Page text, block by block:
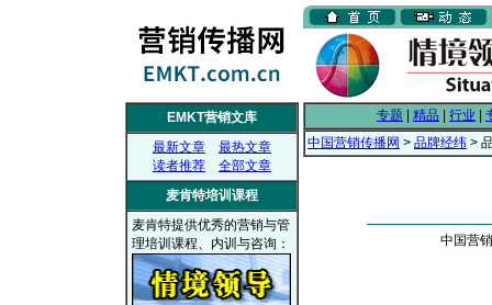
EMKT营销文库
最新文章
最热文章
读者推荐
全部文章
麦肯特培训课程
麦肯特提供优秀的营销与管
理培训课程、内训与咨询：
专题 精品 行业
中国营销传播网 > 品牌经纬 >
中国营